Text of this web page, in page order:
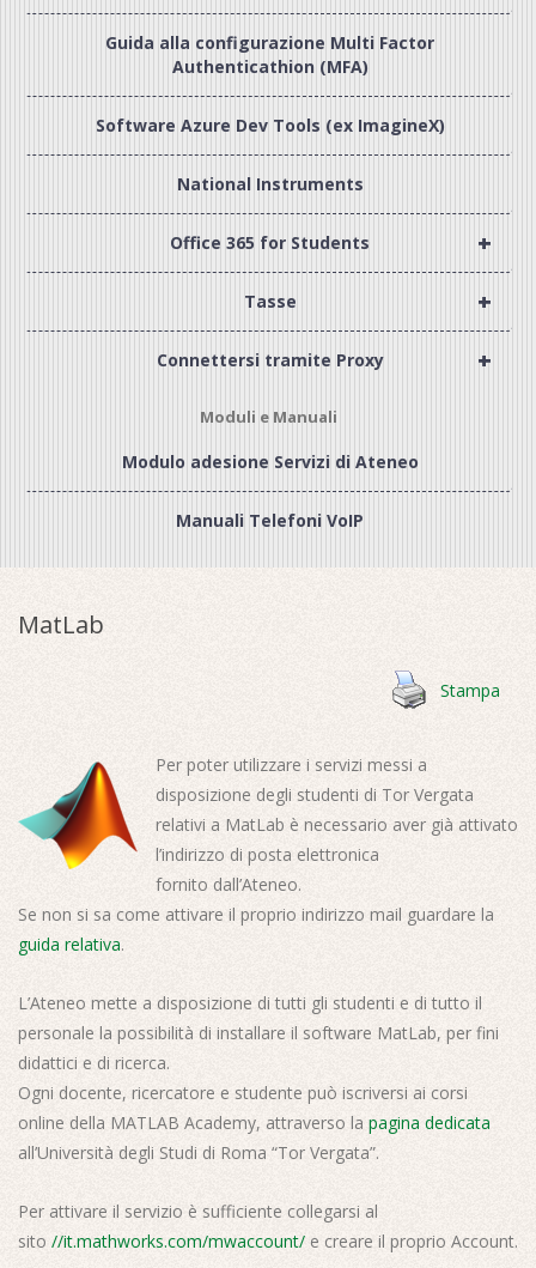
Guida alla configurazione Multi Factor
Authenticathion (MFA)
Software Azure Dev Tools (ex ImagineX)
National Instruments
+
Office 365 for Students
+
Tasse
+
Connettersi tramite Proxy
Moduli e Manuali
Modulo adesione Servizi di Ateneo
Manuali Telefoni VoIP
MatLab
Stampa
Per poter utilizzare i servizi messi a
disposizione degli studenti di Tor Vergata
relativi a MatLab è necessario aver già attivato
l’indirizzo di posta elettronica
fornito dall’Ateneo.
Se non si sa come attivare il proprio indirizzo mail guardare la
guida relativa.
L’Ateneo mette a disposizione di tutti gli studenti e di tutto il
personale la possibilità di installare il software MatLab, per fini
didattici e di ricerca.
Ogni docente, ricercatore e studente può iscriversi ai corsi
online della MATLAB Academy, attraverso la pagina dedicata
all’Università degli Studi di Roma “Tor Vergata”.
Per attivare il servizio è sufficiente collegarsi al
sito //it.mathworks.com/mwaccount/ e creare il proprio Account.